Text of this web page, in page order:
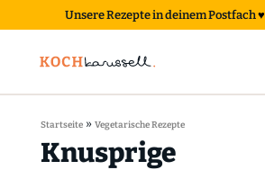
Unsere Rezepte in deinem Postfach♥
Startseite» Vegetarische Rezepte
Knusprige